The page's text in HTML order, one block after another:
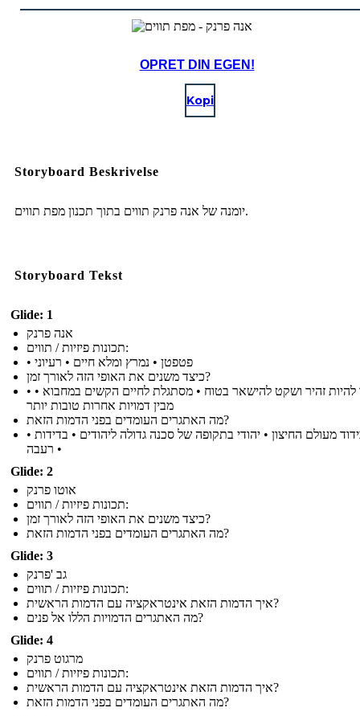
OPRET DIN EGEN!
Kopi
Storyboard Beskrivelse
יומנה של אנה פרנק תווים בתוך תכנון מפת תווים.
Storyboard Tekst
Glide: 1
אנה פרנק
תכונות פיזיות / תווים:
• פטפטן • נמרץ ומלא חיים • רעיוני
כיצד משנים את האופי הזה לאורך זמן?
• לומד להיות זהיר ושקט להישאר בטוח • מסתגלת לחיים הקשים במחבוא •
מבין דמויות אחרות טובות יותר
מה האתגרים העומדים בפני הדמות הזאת?
• בידוד מעולם החיצון • יהודי בתקופה של סכנה גדולה ליהודים • בדידות
רעבה •
Glide: 2
אוטו פרנק
תכונות פיזיות / תווים:
כיצד משנים את האופי הזה לאורך זמן?
מה האתגרים העומדים בפני הדמות הזאת?
Glide: 3
גב 'פרנק
תכונות פיזיות / תווים:
איך הדמות הזאת אינטראקציה עם הדמות הראשית?
מה האתגרים הדמויות הללו אל פנים?
Glide: 4
מרגוט פרנק
תכונות פיזיות / תווים:
איך הדמות הזאת אינטראקציה עם הדמות הראשית?
מה האתגרים העומדים בפני הדמות הזאת?